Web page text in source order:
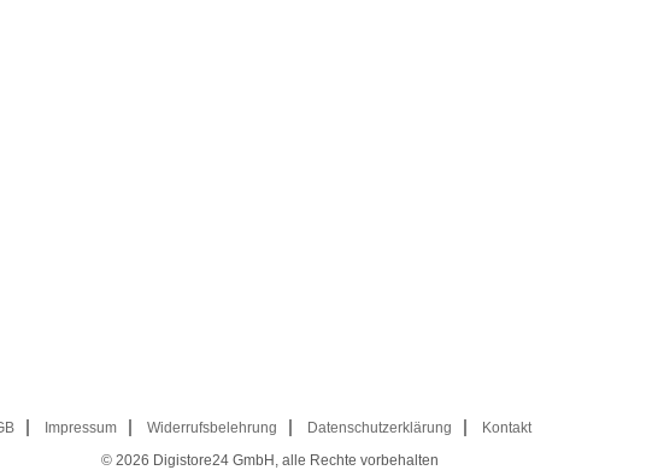
Impressum Widerrufsbelehrung Datenschutzerklärung
Kontakt
© 2026 Digistore24 GmbH, alle Rechte vorbehalten